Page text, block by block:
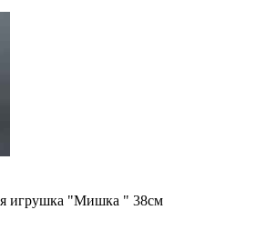
игрушка "Мишка " 38см